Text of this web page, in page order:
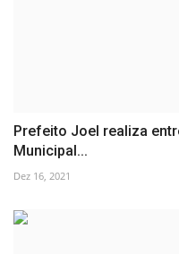
Prefeito Joel realiza
Municipal...
Dez 16, 2021